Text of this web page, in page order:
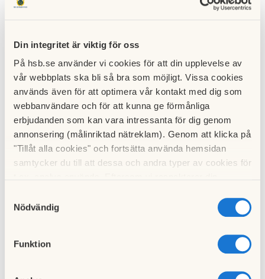
Din integritet är viktig för oss
På hsb.se använder vi cookies för att din upplevelse av
vår webbplats ska bli så bra som möjligt. Vissa cookies
används även för att optimera vår kontakt med dig som
webbanvändare och för att kunna ge förmånliga
erbjudanden som kan vara intressanta för dig genom
annonsering (målinriktad nätreklam). Genom att klicka på
"Tillåt alla cookies" och fortsätta använda hemsidan
samtycker du till att dessa och andra typer av cookies för
cookies och välja att endast tillåta ett urval.
Nödvändig
Funktion
Inflyttning:
Adress:Sölvesborgsgatan
Rum:1
Förmedling:
115 bosparpoäng
Användning:Tillsvidare
Inflyttning:
2026-06-01
Adress:Sölvesborgsgatan
Förmedling:
Inflyttning: